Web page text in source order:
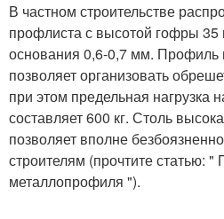
В частном строительстве
профлиста с высотой гофры
основания 0,6-0,7 мм. Профиль
позволяет организовать
при этом предельная нагрузка
составляет 600 кг. Столь
позволяет вполне
строителям (прочтите статью:
металлопрофиля ").